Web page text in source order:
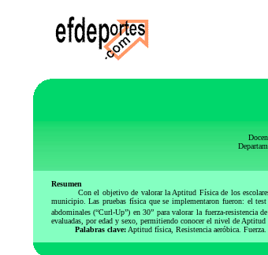
Resumen
Con el objetivo de valorar la Aptitud Física de los
municipio. Las pruebas física que se implementaron fueron: el
abdominales (“Curl-Up”) en 30” para valorar la fuerza-
evaluadas, por edad y sexo, permitiendo conocer el nivel de
Palabras clave:Aptitud física, Resistencia aeróbica.